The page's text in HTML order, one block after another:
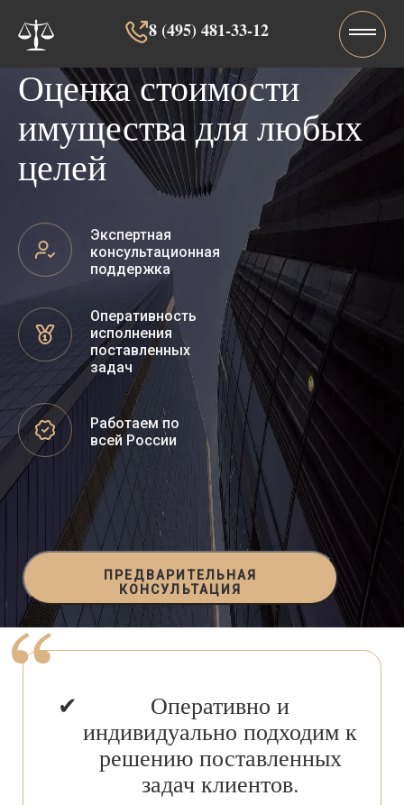
8 (495) 481-33-12‬‬
Оценка стоимости
имущества для любых
целей
Экспертная
консультационная
поддержка
Оперативность
исполнения
поставленных
задач
Работаем по
всей России
ПРЕДВАРИТЕЛЬНАЯ
КОНСУЛЬТАЦИЯ
Оперативно и
индивидуально подходим к
решению поставленных
задач клиентов.